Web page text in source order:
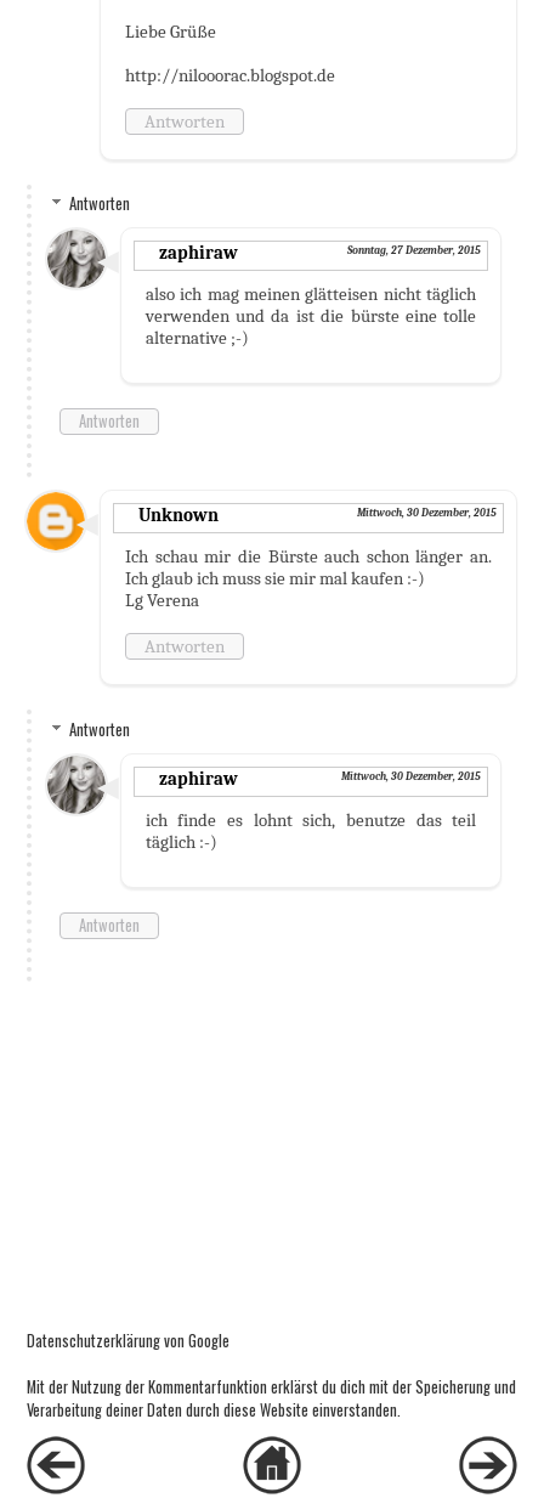
Liebe Grüße
http://nilooorac.blogspot.de
Antworten
Antworten
zaphiraw Sonntag, 27 Dezember, 2015
also ich mag meinen glätteisen nicht täglich
verwenden und da ist die bürste eine tolle
alternative ;-)
Antworten
Unknown Mittwoch, 30 Dezember, 2015
Ich schau mir die Bürste auch schon länger an.
Ich glaub ich muss sie mir mal kaufen :-)
Lg Verena
Antworten
Antworten
zaphiraw Mittwoch, 30 Dezember, 2015
ich finde es lohnt sich, benutze das teil
täglich :-)
Antworten
Datenschutzerklärung von Google
Mit der Nutzung der Kommentarfunktion erklärst du dich mit der Speicherung und
Verarbeitung deiner Daten durch diese Website einverstanden.